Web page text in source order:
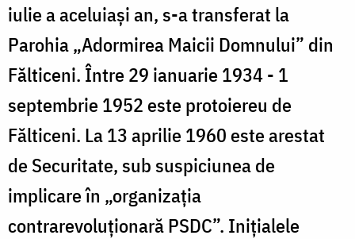
iulie a aceluiași an, s-a transferat la
Parohia „Adormirea Maicii Domnului” din
Fălticeni. Între 29 ianuarie 1934 - 1
septembrie 1952 este protoiereu de
Fălticeni. La 13 aprilie 1960 este arestat
de Securitate, sub suspiciunea de
implicare în „organizația
contrarevoluționară PSDC”. Inițialele